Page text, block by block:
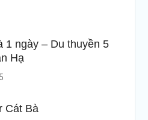
1 ngày – Du thuyền 5
Hạ
Cát Bà